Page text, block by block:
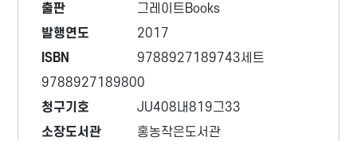
출판
그레이트Books
발행연도
2017
ISBN
9788927189743세트
9788927189800
청구기호
JU408내819그33
소장도서관
홍농작은도서관